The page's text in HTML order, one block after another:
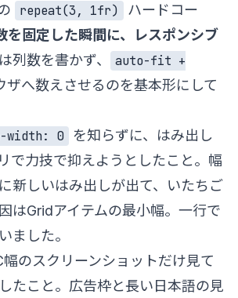
repeat(3, 1fr)
ハードコー
を固定した瞬間に、レスポンシブ
列数を書かず、
auto-fit +
ザへ数えさせるのを基本形にして
width: 0
を知らずに、はみ出し
で力技で抑えようとしたこと。幅
新しいはみ出しが出て、いたちご
はGridアイテムの最小幅。一行で
ました。
のスクリーンショットだけ見て
たこと。広告枠と長い日本語の見